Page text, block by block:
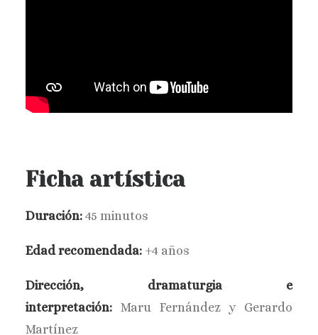
Ficha artística
Duración: 45 minutos
Edad recomendada: +4 años
Dirección, dramaturgia e
interpretación: Maru Fernández y Gerardo
Martínez